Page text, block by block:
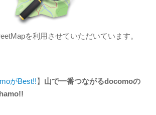
を利用させていただいています。
がBest!! 】 山で一番つながるdocomoの